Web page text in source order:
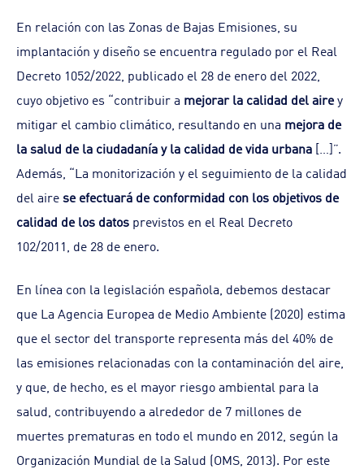
En relación con las Zonas de Bajas Emisiones, su
implantación y diseño se encuentra regulado por el Real
Decreto 1052/2022, publicado el 28 de enero del 2022,
cuyo objetivo es “contribuir a mejorar la calidad del airey
mitigar el cambio climático, resultando en una mejora de
la salud de la ciudadanía y la calidad de vida urbana […]”.
Además, “La monitorización y el seguimiento de la calidad
del airese efectuará de conformidad con los objetivos de
calidad de los datos previstos en el Real Decreto
102/2011, de 28 de enero.
En línea con la legislación española, debemos destacar
que La Agencia Europea de Medio Ambiente (2020) estima
que el sector del transporte representa más del 40% de
las emisiones relacionadas con la contaminación del aire,
y que, de hecho, es el mayor riesgo ambiental para la
salud, contribuyendo a alrededor de 7 millones de
muertes prematuras en todo el mundo en 2012, según la
Organización Mundial de la Salud (OMS, 2013). Por este